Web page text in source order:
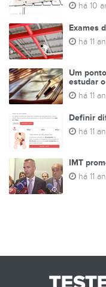
há 10
Exames
há 11
Um
estudar
há 11
Definir
há 11
IMT
há 11